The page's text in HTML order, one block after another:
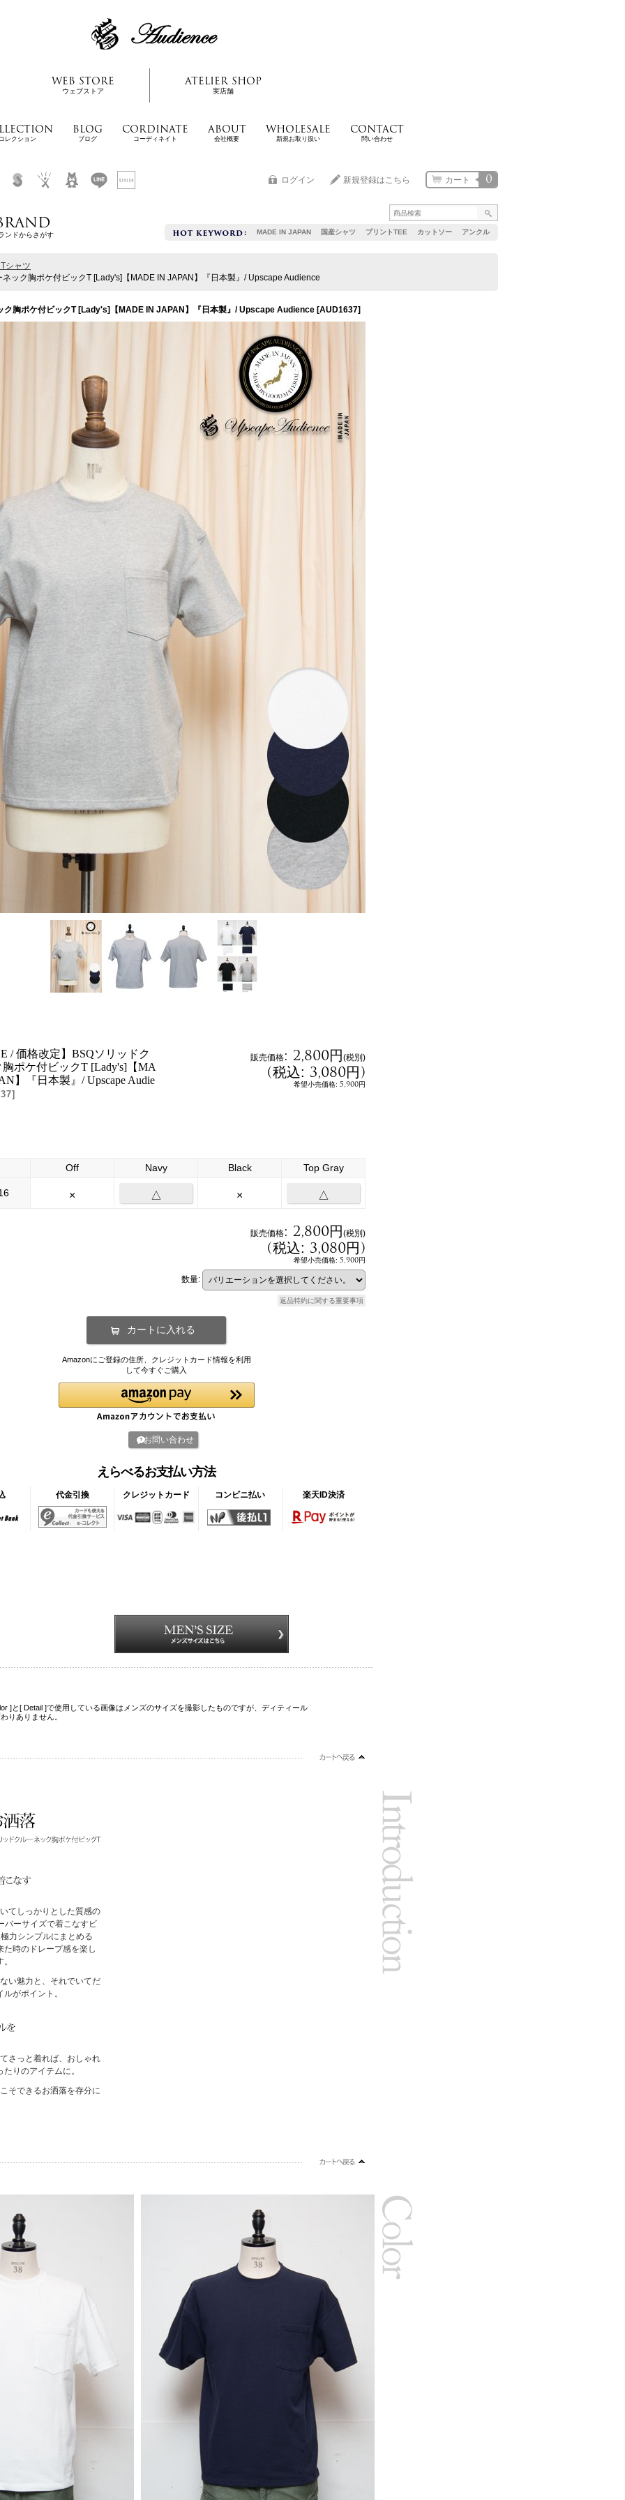
WEB STORE
ウェブストア
ATELIER SHOP
実店舗
レクション
BLOG
ブログ
CORDINATE
コーディネイト
ABOUT
会社概要
WHOLESALE
新規お取り扱い
CONTACT
問い合わせ
MADE IN JAPAN 国産シャツ プリントTEE カットソー アンクル
0
カート
ログイン 新規登録はこちら
ンドからさがす
シャツ
ック胸ポケ付ビックT [Lady's]【MADE IN JAPAN】『日本製』/ Upscape Audience
ク胸ポケ付ビックT [Lady's]【MADE IN JAPAN】『日本製』/ Upscape Audience [AUD1637]
/ 価格改定】BSQソリッドク
ポケ付ビックT [Lady's]【MA
】『日本製』/ Upscape Audie
]
販売価格: 2,800円(税別)
(税込: 3,080円)
希望小売価格: 5,900円
Off Navy Black Top Gray
× △ × △
販売価格: 2,800円(税別)
(税込: 3,080円)
希望小売価格: 5,900円
数量:
返品特約に関する重要事項
Amazonにご登録の住所、クレジットカード情報を利用
して今すぐご購入
お問い合わせ
えらべるお支払い方法
代金引換 クレジットカード コンビニ払い 楽天ID決済
]と[ Detail ]で使用している画像はメンズのサイズを撮影したものですが、ディティール
りありません。
てしっかりとした質感の
バーサイズで着こなすビ
力シンプルにまとめる
時のドレープ感を楽し
い魅力と、それでいてだ
がポイント。
さっと着れば、おしゃれ
りのアイテムに。
そできるお洒落を存分に